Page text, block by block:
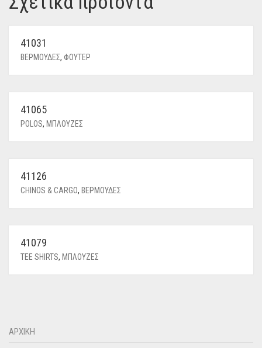
41031
ΒΕΡΜΟΥΔΕΣ, ΦΟΥΤΕΡ
41065
POLOS, ΜΠΛΟΥΖΕΣ
41126
CHINOS & CARGO, ΒΕΡΜΟΥΔΕΣ
41079
TEE SHIRTS, ΜΠΛΟΥΖΕΣ
ΑΡΧΙΚΗ